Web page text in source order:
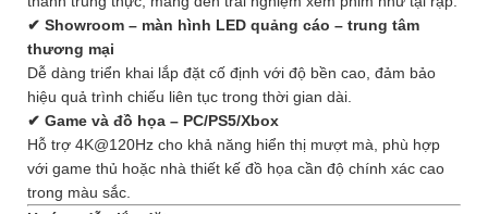
✔ Showroom – màn hình LED quảng cáo – trung tâm
thương mại
Dễ dàng triển khai lắp đặt cố định với độ bền cao, đảm bảo
hiệu quả trình chiếu liên tục trong thời gian dài.
✔ Game và đồ họa – PC/PS5/Xbox
Hỗ trợ 4K@120Hz cho khả năng hiển thị mượt mà, phù hợp
với game thủ hoặc nhà thiết kế đồ họa cần độ chính xác cao
trong màu sắc.